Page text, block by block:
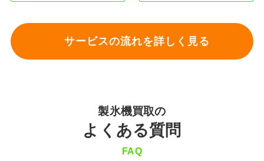
サービスの流れを詳しく見る
製氷機買取の
よくある質問
FAQ